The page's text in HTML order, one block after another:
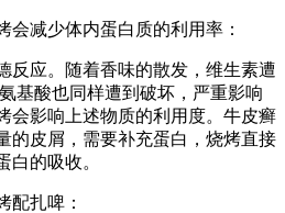
会减少体内蛋白质的利用率：
反应。随着香味的散发，维生素遭
基酸也同样遭到破坏，严重影响
会影响上述物质的利用度。牛皮癣
的皮屑，需要补充蛋白，烧烤直接
白的吸收。
配扎啤：